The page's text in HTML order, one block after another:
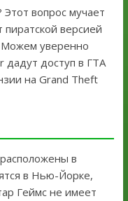
Этот вопрос мучает
версией
Можем уверенно
доступ в ГТА
на Grand Theft
в
в Нью-Йорке,
Геймс не имеет